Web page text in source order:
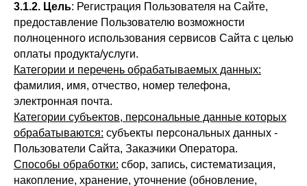
3.1.2. Цель: Регистрация Пользователя на Сайте,
предоставление Пользователю возможности
полноценного использования сервисов Сайта с целью
оплаты продукта/услуги.
Категории и перечень обрабатываемых данных:
фамилия, имя, отчество, номер телефона,
электронная почта.
Категории субъектов, персональные данные которых
обрабатываются: субъекты персональных данных -
Пользователи Сайта, Заказчики Оператора.
Способы обработки: сбор, запись, систематизация,
накопление, хранение, уточнение (обновление,